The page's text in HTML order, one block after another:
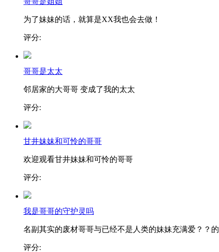
为了妹妹的话，就算是XX我也会去做！
评分:
哥哥是太太
邻居家的大哥哥 变成了我的太太
评分:
甘井妹妹和可怜的哥哥
欢迎观看甘井妹妹和可怜的哥哥
评分:
我是哥哥的守护灵吗
名副其实的废材哥哥与已经不是人类的妹妹充满爱？？
评分: